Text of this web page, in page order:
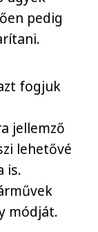
pedig
fogjuk
jellemző
lehetővé
is.
módját.